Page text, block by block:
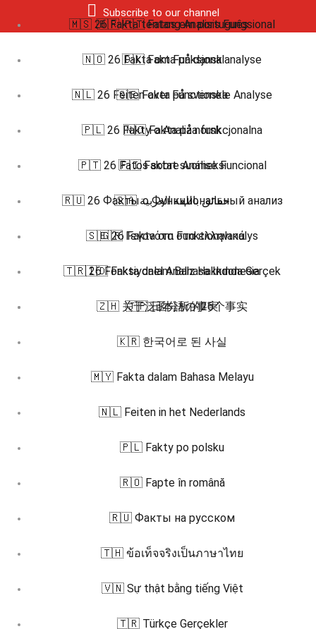
Subscribe to our channel
🇲🇸 26 Fakta tentang Analisis Fungsional
🇳🇴 26 Fakta om Funksjonalanalyse
🇳🇱 26 Feiten over Functionele Analyse
🇵🇱 26 Fakty o Analiza funkcjonalna
🇵🇹 26 Fatos sobre Análise Funcional
🇷🇺 26 Факты о Функциональный анализ
🇸🇪 26 Fakta om Funktionalanalys
🇹🇷 26 Fonksiyonel Analiz Hakkında Gerçek
🇿🇭 关于泛函分析的26个事实
🇧🇷 🇵🇹 Fatos em português
🇩🇰 Fakta på dansk
🇸🇪 Fakta på svenska
🇳🇴 Fakta på norsk
🇫🇮 Faktat suomeksi
🇸🇦 حقائق باللغة العربية
🇬🇷 Γεγονότα στα ελληνικά
🇮🇩 Fakta dalam Bahasa Indonesia
🇯🇵 日本語の事実
🇰🇷 한국어로 된 사실
🇲🇾 Fakta dalam Bahasa Melayu
🇳🇱 Feiten in het Nederlands
🇵🇱 Fakty po polsku
🇷🇴 Fapte în română
🇷🇺 Факты на русском
🇹🇭 ข้อเท็จจริงเป็นภาษาไทย
🇻🇳 Sự thật bằng tiếng Việt
🇹🇷 Türkçe Gerçekler